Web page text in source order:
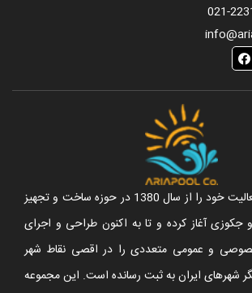
021-
شرکت آریا استخر فعالیت خود را از سال 1380 در حوزه ساخت و تجهیز
و جکوزی آغاز کرده و تا به اکنون طراحی و اجرای
و عمومی متعددی را در اقصی نقاط شهر
شهرهای ایران به ثبت رسانده است. این مجموعه